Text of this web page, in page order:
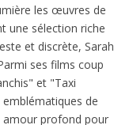
les œuvres de
une sélection riche
et discrète, Sarah
ses films coup
et "Taxi
de
amour profond pour